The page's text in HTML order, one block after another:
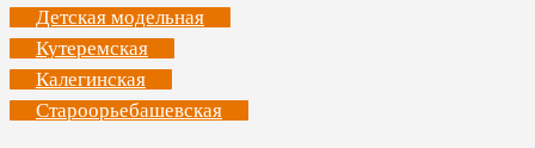
Детская модельная
Кутеремская
Калегинская
Староорьебашевская